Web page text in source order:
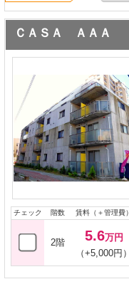
ＣＡＳＡ ＡＡＡ
チェック 階数 賃料（＋管理費）
2階 5.6万円
（+5,000円）